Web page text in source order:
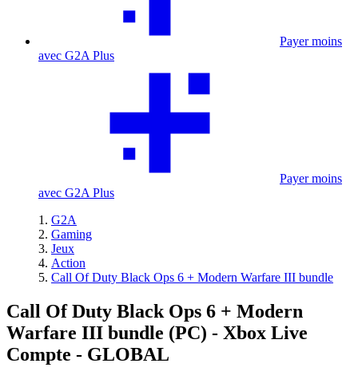
Payer moins
avec G2A Plus
Payer moins
avec G2A Plus
G2A
Gaming
Jeux
Action
Call Of Duty Black Ops 6 + Modern Warfare III bundle
Call Of Duty Black Ops 6 + Modern
Warfare III bundle (PC) - Xbox Live
Compte - GLOBAL